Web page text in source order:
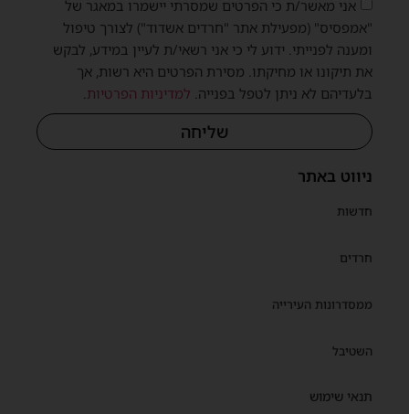
ניווט באתר
חדשות
חרדים
ממסדרונות העירייה
השטיבל
תנאי שימוש
אני מאשר/ת כי הפרטים שמסרתי יישמרו במאגר של
"אמפסיס" (מפעילת אתר "חרדים אשדוד") לצורך טיפול
ומענה לפנייתי. ידוע לי כי אני רשאי/ת לעיין במידע, לבקש
את תיקונו או מחיקתו. מסירת הפרטים היא רשות, אך
בלעדיהם לא ניתן לטפל בפנייה. למדיניות הפרטיות.
שליחה